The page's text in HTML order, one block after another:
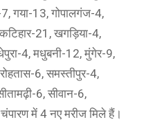
7, गया-13, गोपालगंज-4,
21, खगड़िया-4,
4, मधुबनी-12, मुंगेर-9,
6, समस्तीपुर-4,
6, सीवान-6,
में 4 नए मरीज मिले हैं।